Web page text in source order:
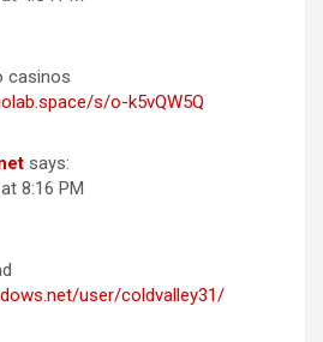
casinos
s/o-k5vQW5Q
says:
8:16 PM
user/coldvalley31/